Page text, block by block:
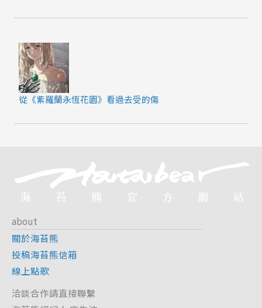
從《紫羅蘭永恆花園》看過去受的傷
about
關於海苔熊
投稿海苔熊信箱
線上點歌
洽談合作請直接聯繫